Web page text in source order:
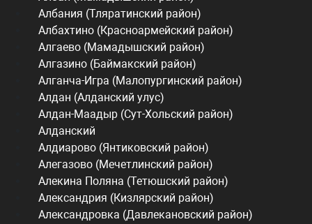
Албания (Тляратинский район)
Албахтино (Красноармейский район)
Алгаево (Мамадышский район)
Алгазино (Баймакский район)
Алганча-Игра (Малопургинский район)
Алдан (Алданский улус)
Алдан-Маадыр (Сут-Хольский район)
Алданский
Алдиарово (Янтиковский район)
Алегазово (Мечетлинский район)
Алекина Поляна (Тетюшский район)
Александрия (Кизлярский район)
Александровка (Давлекановский район)